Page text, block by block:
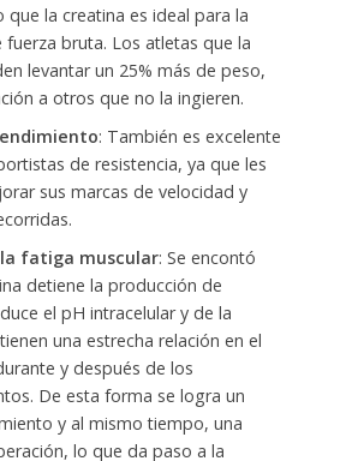
la creatina es ideal para la
fuerza bruta. Los atletas que la
levantar un 25% más de peso,
a otros que no la ingieren.
: También es excelente
de resistencia, ya que les
sus marcas de velocidad y
fatiga muscular: Se encontó
detiene la producción de
el pH intracelular y de la
una estrecha relación en el
y después de los
De esta forma se logra un
y al mismo tiempo, una
lo que da paso a la